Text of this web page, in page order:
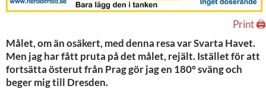
Print 🖨
Målet, om än osäkert, med denna resa var Svarta Havet.
Men jag har fått pruta på det målet, rejält. Istället för att
fortsätta österut från Prag gör jag en 180° sväng och
beger mig till Dresden.